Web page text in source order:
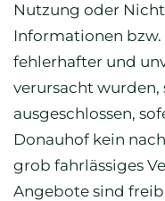
Nutzung oder
Informationen
fehlerhafter und
verursacht
ausgeschlossen,
Donauhof kein
grob fahrlässiges
Angebote sind